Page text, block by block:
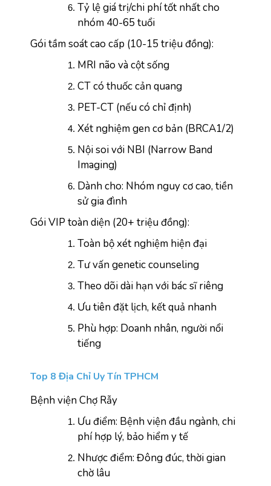
Tỷ lệ giá trị/chi phí tốt nhất cho
nhóm 40-65 tuổi
Gói tầm soát cao cấp (10-15 triệu đồng):
MRI não và cột sống
CT có thuốc cản quang
PET-CT (nếu có chỉ định)
Xét nghiệm gen cơ bản (BRCA1/2)
Nội soi với NBI (Narrow Band
Imaging)
Dành cho: Nhóm nguy cơ cao, tiền
sử gia đình
Gói VIP toàn diện (20+ triệu đồng):
Toàn bộ xét nghiệm hiện đại
Tư vấn genetic counseling
Theo dõi dài hạn với bác sĩ riêng
Ưu tiên đặt lịch, kết quả nhanh
Phù hợp: Doanh nhân, người nổi
tiếng
Top 8 Địa Chỉ Uy Tín TPHCM
Bệnh viện Chợ Rẫy
Ưu điểm: Bệnh viện đầu ngành, chi
phí hợp lý, bảo hiểm y tế
Nhược điểm: Đông đúc, thời gian
chờ lâu